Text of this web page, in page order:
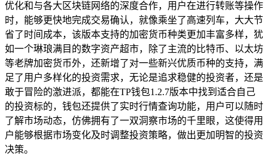
优化和与各大区块链网络的深度合作，用户在进行转账等操作
时，能够更快地完成交易确认，就像乘坐了高速列车，大大节
省了时间成本，该版本支持的加密货币种类更加丰富多样，犹
如一个琳琅满目的数字资产超市，除了主流的比特币、以太坊
等老牌加密货币外，还新增了对一些新兴优质币种的支持，满
足了用户多样化的投资需求，无论是追求稳健的投资者，还是
敢于冒险的激进派，都能在TP钱包1.2.7版本中找到适合自己
的投资标的，钱包还提供了实时行情查询功能，用户可以随时
了解市场动态，仿佛拥有了一双洞察市场的千里眼，这使得用
户能够根据市场变化及时调整投资策略，做出更加明智的投资
决策。